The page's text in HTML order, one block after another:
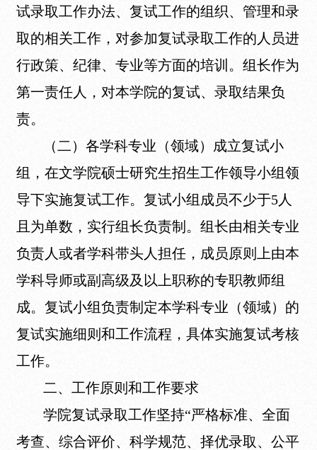
试录取工作办法、复试工作的组织、管理和录
取的相关工作，对参加复试录取工作的人员进
行政策、纪律、专业等方面的培训。组长作为
第一责任人，对本学院的复试、录取结果负
责。
（二）各学科专业（领域）成立复试小
组，在文学院硕士研究生招生工作领导小组领
导下实施复试工作。复试小组成员不少于5人
且为单数，实行组长负责制。组长由相关专业
负责人或者学科带头人担任，成员原则上由本
学科导师或副高级及以上职称的专职教师组
成。复试小组负责制定本学科专业（领域）的
复试实施细则和工作流程，具体实施复试考核
工作。
二、工作原则和工作要求
学院复试录取工作坚持“严格标准、全面
考查、综合评价、科学规范、择优录取、公平